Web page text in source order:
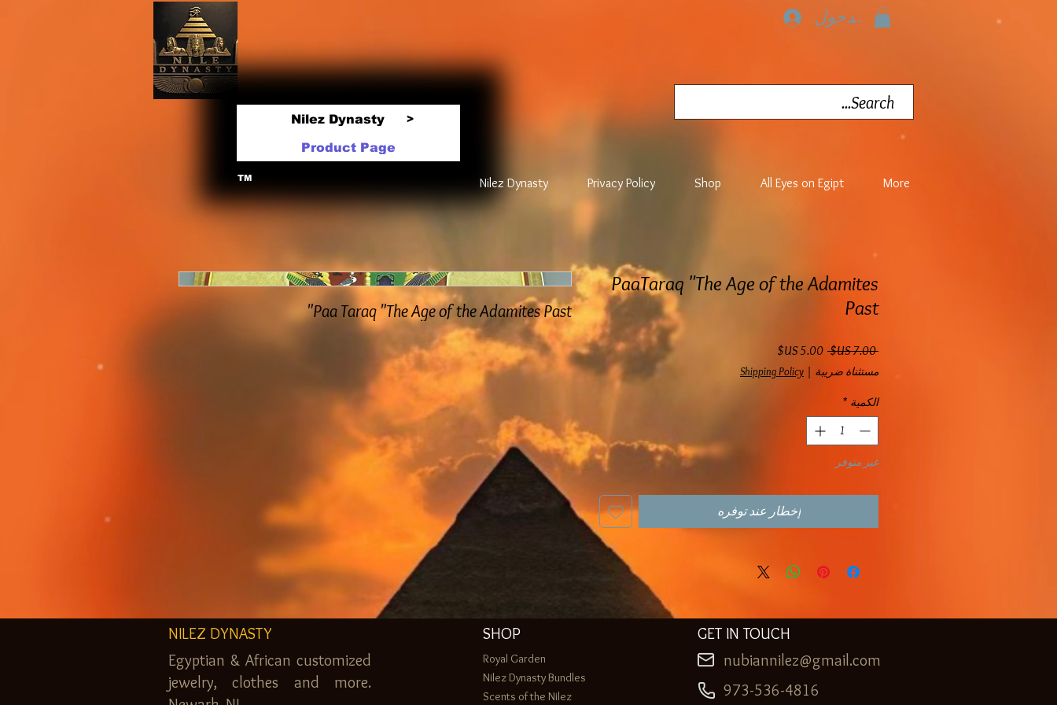
Nilez Dynasty >
Product Page
تسجيل الدخول
TM Nilez Dynasty Privacy Policy Shop All Eyes on Egipt More
Paa Taraq "The Age of the Adamites Past"
PaaTaraq "The Age of the Adamites
Past
‏7.00 US$ سعر عادي
مستثناة ضريبة |
Shipping Policy
الكمية *
غير متوفر
إخطار عند توفره
NILEZ DYNASTY
Egyptian & African customized
jewelry, clothes and more.
SHOP
Royal Garden
Nilez Dynasty Bundles
Scents of the Nilez
GET IN TOUCH
nubiannilez@gmail.com
973-536-4816